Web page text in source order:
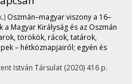
Oszmán–magyar viszony a 16–
a Magyar Királyság és az Oszmán
törökök, rácok, tatárok,
– hétköznapjairól; egyén és
István Társulat (2020) 416 p.